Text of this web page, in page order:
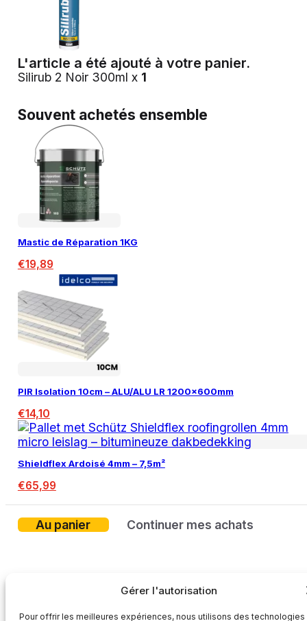
Gérer l'autorisation
Pour offrir les meilleures expériences, nous utilisons des technologies
L'article a été ajouté à votre panier.
Silirub 2 Noir 300ml x 1
Souvent achetés ensemble
Mastic de Réparation 1KG
€19,89
PIR Isolation 10cm – ALU/ALU LR 1200x600mm
€14,10
Shieldflex Ardoisé 4mm – 7,5m²
€65,99
Au panier Continuer mes achats